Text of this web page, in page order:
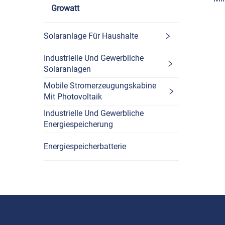
Growatt
Solaranlage Für Haushalte
Industrielle Und Gewerbliche
Solaranlagen
Mobile Stromerzeugungskabine
Mit Photovoltaik
Industrielle Und Gewerbliche
Energiespeicherung
Energiespeicherbatterie